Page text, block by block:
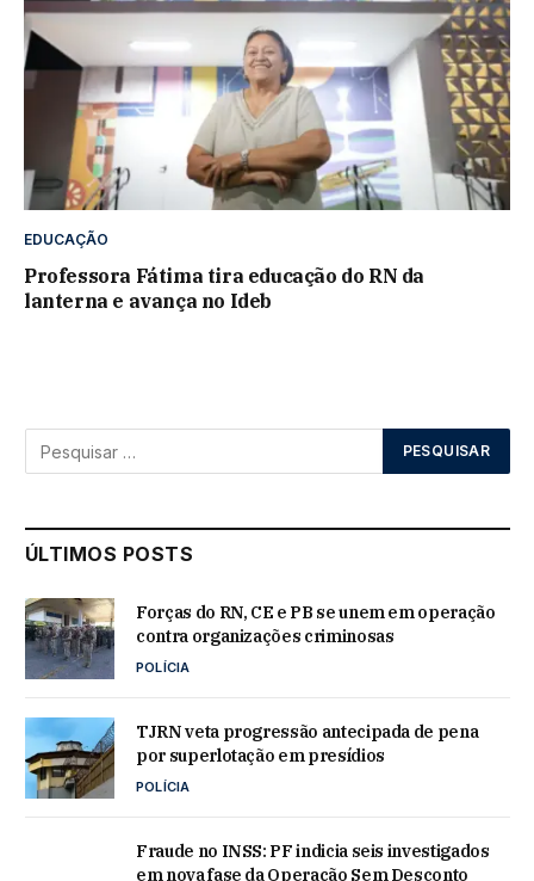
EDUCAÇÃO
Professora Fátima tira educação do RN da
lanterna e avança no Ideb
ÚLTIMOS POSTS
Forças do RN, CE e PB se unem em operação
contra organizações criminosas
POLÍCIA
TJRN veta progressão antecipada de pena
por superlotação em presídios
POLÍCIA
Fraude no INSS: PF indicia seis investigados
em nova fase da Operação Sem Desconto